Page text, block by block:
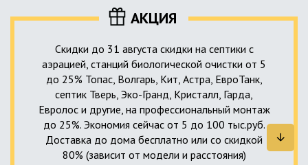
АКЦИЯ
Скидки до 31 августа скидки на септики с
аэрацией, станций биологической очистки от 5
до 25% Топас, Волгарь, Кит, Астра, ЕвроТанк,
септик Тверь, Эко-Гранд, Кристалл, Гарда,
Евролос и другие, на профессиональный монтаж
до 25%. Экономия сейчас от 5 до 100 тыс.руб.
Доставка до дома бесплатно или со скидкой
80% (зависит от модели и расстояния)